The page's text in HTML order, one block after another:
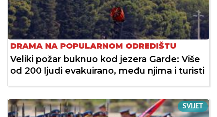
DRAMA NA POPULARNOM ODREDIŠTU
Veliki požar buknuo kod jezera Garde: Više
od 200 ljudi evakuirano, među njima i turisti
SVIJET